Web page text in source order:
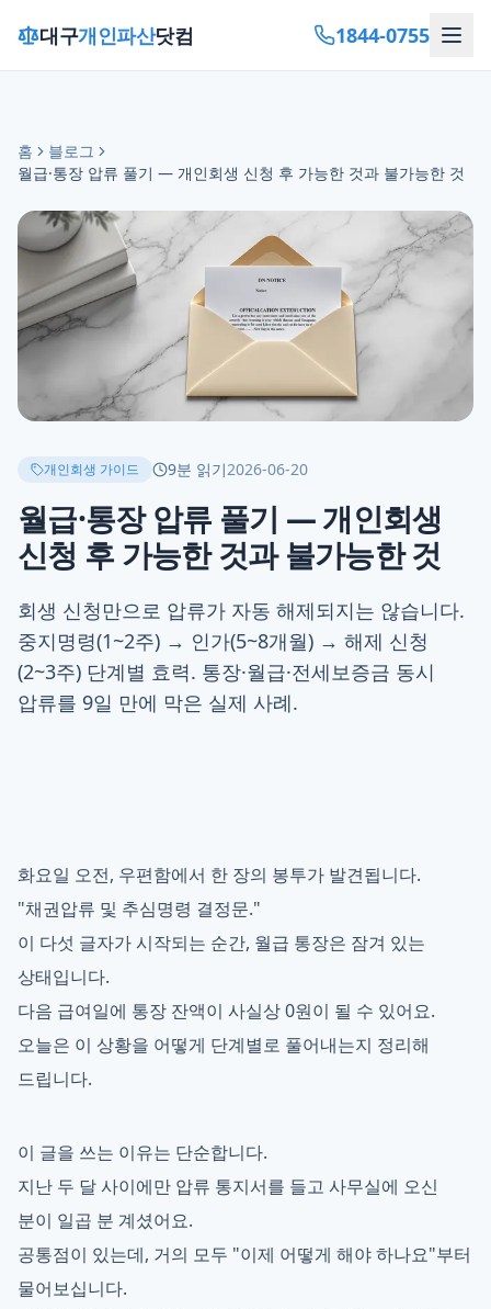
대구개인파산닷컴 1844-0755
홈
블로그
월급·통장 압류 풀기 — 개인회생 신청 후 가능한 것과 불가능한 것
개인회생 가이드 9분 읽기2026-06-20
월급·통장 압류 풀기 — 개인회생
신청 후 가능한 것과 불가능한 것
회생 신청만으로 압류가 자동 해제되지는 않습니다.
중지명령(1~2주) → 인가(5~8개월) → 해제 신청
(2~3주) 단계별 효력. 통장·월급·전세보증금 동시
압류를 9일 만에 막은 실제 사례.
화요일 오전, 우편함에서 한 장의 봉투가 발견됩니다.
"채권압류 및 추심명령 결정문."
이 다섯 글자가 시작되는 순간, 월급 통장은 잠겨 있는
상태입니다.
다음 급여일에 통장 잔액이 사실상 0원이 될 수 있어요.
오늘은 이 상황을 어떻게 단계별로 풀어내는지 정리해
드립니다.
이 글을 쓰는 이유는 단순합니다.
지난 두 달 사이에만 압류 통지서를 들고 사무실에 오신
분이 일곱 분 계셨어요.
공통점이 있는데, 거의 모두 "이제 어떻게 해야 하나요"부터
물어보십니다.